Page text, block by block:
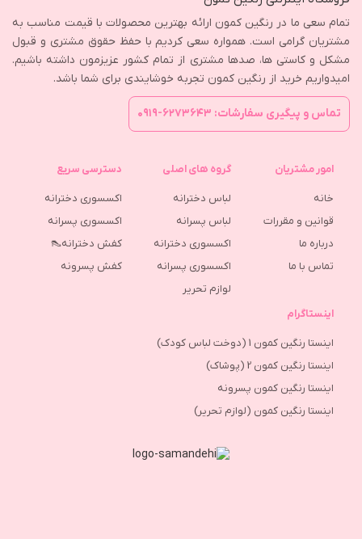
تمام سعی ما در رنگین کمون ارائه بهترین محصولات با قیمت مناسب به
مشتریان گرامی است. همواره سعی کردیم با حفظ حقوق مشتری و قبول
مشکل و کاستی ها، صدها مشتری از تمام کشور عزیزمون داشته باشیم.
امیدواریم خرید از رنگین کمون تجربه خوشایندی برای شما باشد.
تماس و پیگیری سفارشات: ۶۲۷۳۶۴۳-۰۹۱۹
امور مشتریان
خانه
قوانین و مقررات
درباره ما
تماس با ما
گروه های اصلی
لباس دخترانه
لباس پسرانه
اکسسوری دخترانه
اکسسوری پسرانه
لوازم تحریر
دسترسی سریع
اکسسوری دخترانه
اکسسوری پسرانه
کفش دخترانه👠
كفش پسرونه
اینستاگرام
اینستا رنگین کمون 1 (دوخت لباس کودک)
اینستا رنگین کمون 2 (پوشاک)
اینستا رنگین کمون پسرونه
اینستا رنگین کمون (لوازم تحریر)